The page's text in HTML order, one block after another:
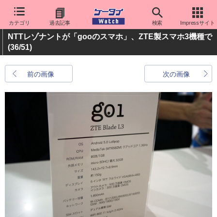
カテゴリ 過去記事 検索 Impressサイト
NTTレゾナントが「gooのスマホ」、ZTE製スマホ3機種で
(36/51)
前の画像 次の画像